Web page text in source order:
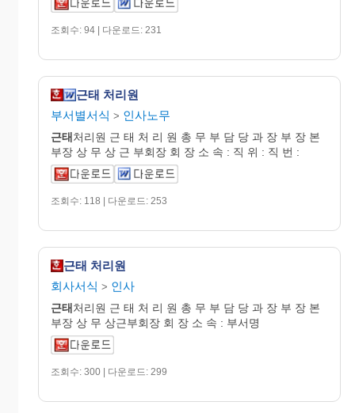
조회수: 94 | 다운로드: 231
근태 처리원
부서별서식 > 인사노무
근태처리원 근 태 처 리 원 총 무 부 담 당 과 장 부 장 본
부장 상 무 상 근 부회장 회 장 소 속 : 직 위 : 직 번 :
조회수: 118 | 다운로드: 253
근태 처리원
회사서식 > 인사
근태처리원 근 태 처 리 원 총 무 부 담 당 과 장 부 장 본
부장 상 무 상근부회장 회 장 소 속 : 부서명
조회수: 300 | 다운로드: 299